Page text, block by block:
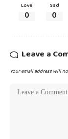
Love
0
Sad
0
Leave a
Your email address will